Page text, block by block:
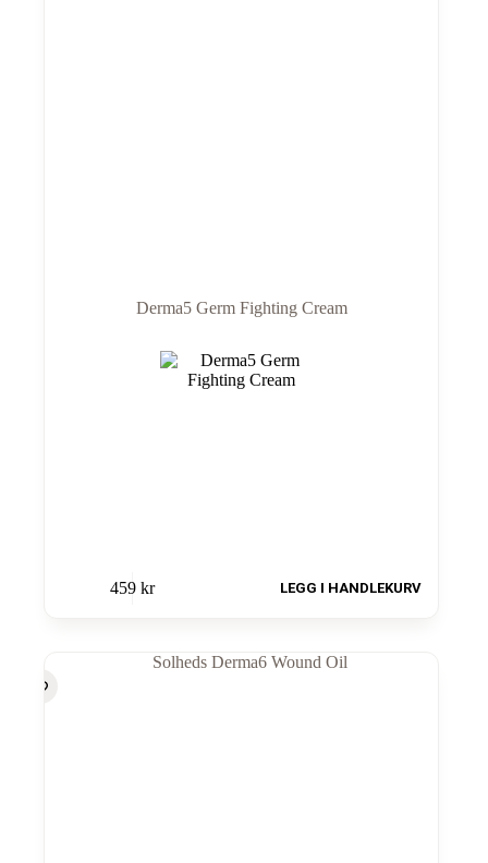
Derma5 Germ Fighting Cream
459 kr LEGG I HANDLEKURV